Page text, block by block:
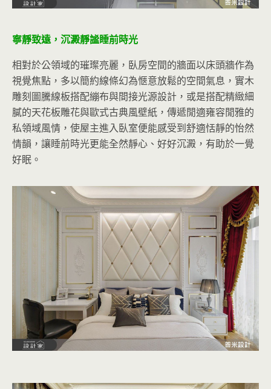
寧靜致遠，沉澱靜謐睡前時光
相對於公領域的璀璨亮麗，臥房空間的牆面以床頭牆作為
視覺焦點，多以簡約線條幻為愜意放鬆的空間氣息，實木
雕刻圖騰線板搭配繃布與間接光源設計，或是搭配精緻細
膩的天花板雕花與歐式古典風壁紙，傳遞閒適雍容閒雅的
私領域風情，使屋主進入臥室便能感受到舒適恬靜的怡然
情韻，讓睡前時光更能全然靜心、好好沉澱，有助於一覺
好眠。